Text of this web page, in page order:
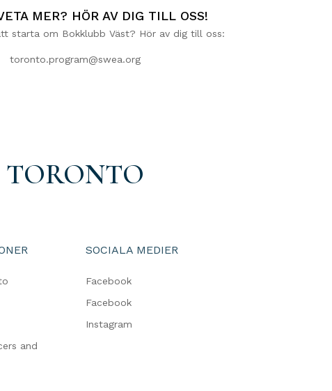
MER? HÖR AV DIG TILL OSS!
starta om Bokklubb Väst? Hör av dig till oss:
toronto.program@swea.org
TORONTO
and
SOCIALA MEDIER
Facebook
Facebook
Instagram